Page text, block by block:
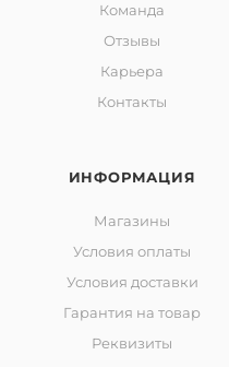
Команда
Отзывы
Карьера
Контакты
ИНФОРМАЦИЯ
Магазины
Условия оплаты
Условия доставки
Гарантия на товар
Реквизиты